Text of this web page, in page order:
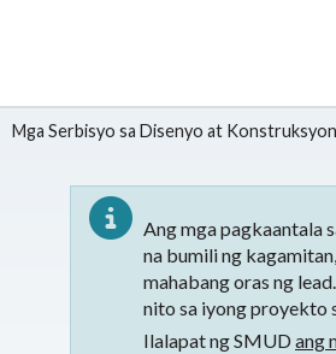
​Mga Serbisyo sa Disenyo at Konstruksyon
Ang mga pagkaantala
na bumili ng
mahabang oras ng
nito sa iyong proyekto
Ilalapat ng SMUDang